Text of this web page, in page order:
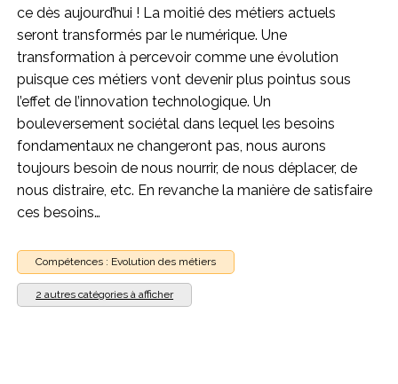
ce dès aujourd’hui ! La moitié des métiers actuels
seront transformés par le numérique. Une
transformation à percevoir comme une évolution
puisque ces métiers vont devenir plus pointus sous
l’effet de l’innovation technologique. Un
bouleversement sociétal dans lequel les besoins
fondamentaux ne changeront pas, nous aurons
toujours besoin de nous nourrir, de nous déplacer, de
nous distraire, etc. En revanche la manière de satisfaire
ces besoins…
Compétences : Evolution des métiers
2 autres catégories à afficher